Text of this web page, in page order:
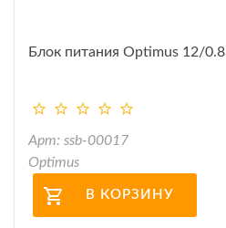
Блок питания Optimus 12/0.8
Арт: ssb-00017
Optimus
В КОРЗИНУ